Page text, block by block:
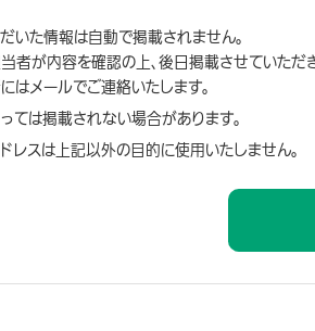
いた情報は自動で掲載されません。
者が内容を確認の上、後日掲載させていただ
はメールでご連絡いたします。
ては掲載されない場合があります。
レスは上記以外の目的に使用いたしません。